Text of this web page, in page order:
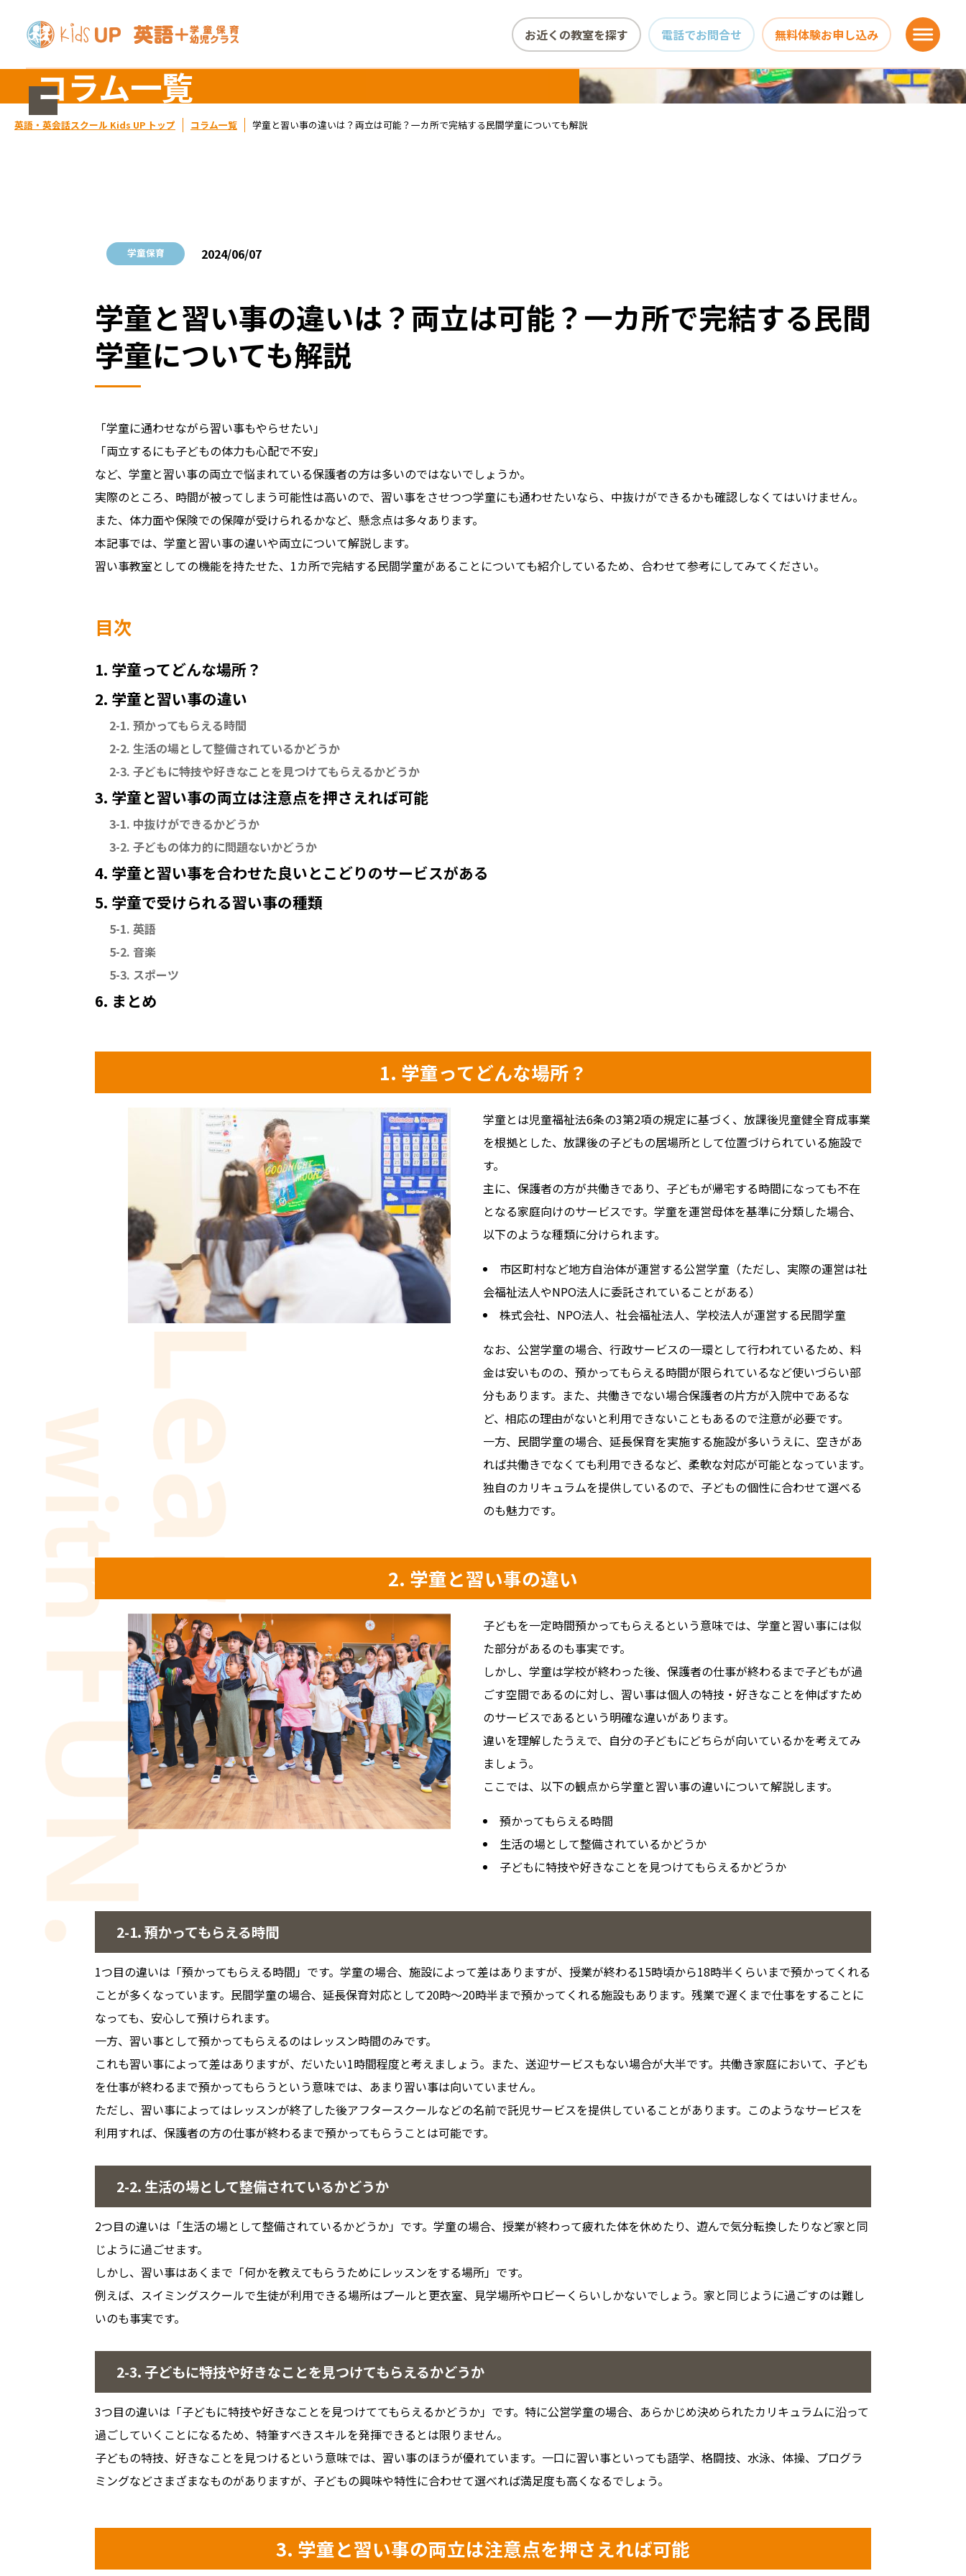
お近くの教室を探す 電話でお問合せ 無料体験お申し込み
コラム一覧
英語・英会話スクール Kids UP トップ コラム一覧 学童と習い事の違いは？両立は可能？一カ所で完結する民間学童についても解説
学童保育 2024/06/07
学童と習い事の違いは？両立は可能？一カ所で完結する民間
学童についても解説
「学童に通わせながら習い事もやらせたい」
「両立するにも子どもの体力も心配で不安」
など、学童と習い事の両立で悩まれている保護者の方は多いのではないでしょうか。
実際のところ、時間が被ってしまう可能性は高いので、習い事をさせつつ学童にも通わせたいなら、中抜けができるかも確認しなくてはいけません。
また、体力面や保険での保障が受けられるかなど、懸念点は多々あります。
本記事では、学童と習い事の違いや両立について解説します。
習い事教室としての機能を持たせた、1カ所で完結する民間学童があることについても紹介しているため、合わせて参考にしてみてください。
目次
1. 学童ってどんな場所？
2. 学童と習い事の違い
2-1. 預かってもらえる時間
2-2. 生活の場として整備されているかどうか
2-3. 子どもに特技や好きなことを見つけてもらえるかどうか
3. 学童と習い事の両立は注意点を押さえれば可能
3-1. 中抜けができるかどうか
3-2. 子どもの体力的に問題ないかどうか
4. 学童と習い事を合わせた良いとこどりのサービスがある
5. 学童で受けられる習い事の種類
5-1. 英語
5-2. 音楽
5-3. スポーツ
6. まとめ
1. 学童ってどんな場所？
学童とは児童福祉法6条の3第2項の規定に基づく、放課後児童健全育成事業
を根拠とした、放課後の子どもの居場所として位置づけられている施設で
す。
主に、保護者の方が共働きであり、子どもが帰宅する時間になっても不在
となる家庭向けのサービスです。学童を運営母体を基準に分類した場合、
以下のような種類に分けられます。
市区町村など地方自治体が運営する公営学童（ただし、実際の運営は社
会福祉法人やNPO法人に委託されていることがある）
株式会社、NPO法人、社会福祉法人、学校法人が運営する民間学童
なお、公営学童の場合、行政サービスの一環として行われているため、料
金は安いものの、預かってもらえる時間が限られているなど使いづらい部
分もあります。また、共働きでない場合保護者の片方が入院中であるな
ど、相応の理由がないと利用できないこともあるので注意が必要です。
一方、民間学童の場合、延長保育を実施する施設が多いうえに、空きがあ
れば共働きでなくても利用できるなど、柔軟な対応が可能となっています。
独自のカリキュラムを提供しているので、子どもの個性に合わせて選べる
のも魅力です。
2. 学童と習い事の違い
子どもを一定時間預かってもらえるという意味では、学童と習い事には似
た部分があるのも事実です。
しかし、学童は学校が終わった後、保護者の仕事が終わるまで子どもが過
ごす空間であるのに対し、習い事は個人の特技・好きなことを伸ばすため
のサービスであるという明確な違いがあります。
違いを理解したうえで、自分の子どもにどちらが向いているかを考えてみ
ましょう。
ここでは、以下の観点から学童と習い事の違いについて解説します。
預かってもらえる時間
生活の場として整備されているかどうか
子どもに特技や好きなことを見つけてもらえるかどうか
2-1. 預かってもらえる時間
1つ目の違いは「預かってもらえる時間」です。学童の場合、施設によって差はありますが、授業が終わる15時頃から18時半くらいまで預かってくれる
ことが多くなっています。民間学童の場合、延長保育対応として20時～20時半まで預かってくれる施設もあります。残業で遅くまで仕事をすることに
なっても、安心して預けられます。
一方、習い事として預かってもらえるのはレッスン時間のみです。
これも習い事によって差はありますが、だいたい1時間程度と考えましょう。また、送迎サービスもない場合が大半です。共働き家庭において、子ども
を仕事が終わるまで預かってもらうという意味では、あまり習い事は向いていません。
ただし、習い事によってはレッスンが終了した後アフタースクールなどの名前で託児サービスを提供していることがあります。このようなサービスを
利用すれば、保護者の方の仕事が終わるまで預かってもらうことは可能です。
2-2. 生活の場として整備されているかどうか
2つ目の違いは「生活の場として整備されているかどうか」です。学童の場合、授業が終わって疲れた体を休めたり、遊んで気分転換したりなど家と同
じように過ごせます。
しかし、習い事はあくまで「何かを教えてもらうためにレッスンをする場所」です。
例えば、スイミングスクールで生徒が利用できる場所はプールと更衣室、見学場所やロビーくらいしかないでしょう。家と同じように過ごすのは難し
いのも事実です。
2-3. 子どもに特技や好きなことを見つけてもらえるかどうか
3つ目の違いは「子どもに特技や好きなことを見つけててもらえるかどうか」です。特に公営学童の場合、あらかじめ決められたカリキュラムに沿って
過ごしていくことになるため、特筆すべきスキルを発揮できるとは限りません。
子どもの特技、好きなことを見つけるという意味では、習い事のほうが優れています。一口に習い事といっても語学、格闘技、水泳、体操、プログラ
ミングなどさまざまなものがありますが、子どもの興味や特性に合わせて選べれば満足度も高くなるでしょう。
3. 学童と習い事の両立は注意点を押さえれば可能